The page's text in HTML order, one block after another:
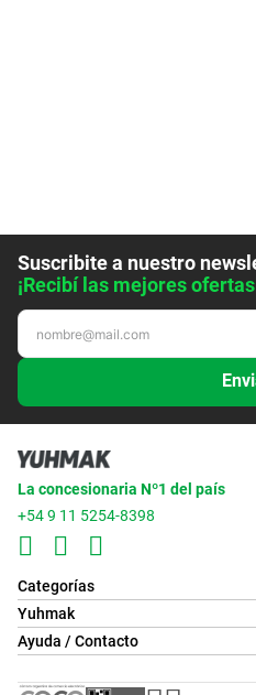
Suscribite a nuestro
¡Recibí las mejores
La concesionaria Nº1 del país
+54 9 11 5254-8398
Categorías
Yuhmak
Ayuda / Contacto